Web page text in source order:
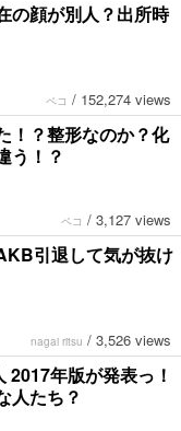
の顔が別人？出所時
ペコ / 152,274 views
！？整形なのか？化
う！？
ペコ / 3,127 views
引退して気が抜け
nagai ritsu / 3,526 views
年版が発表っ！
人たち？